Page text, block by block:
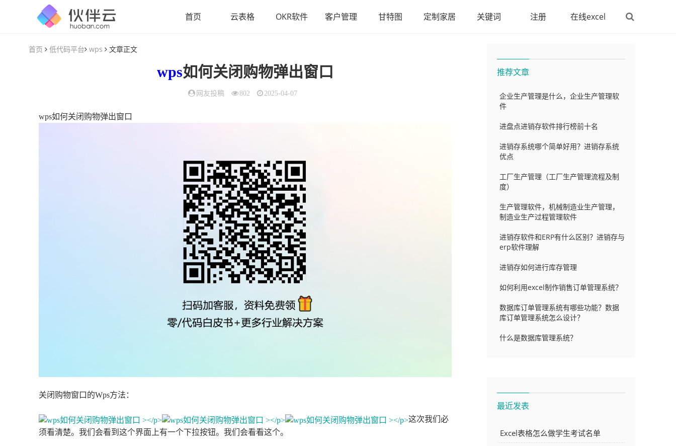
首页 云表格 OKR软件 客户管理 甘特图 定制家居 关键词 注册 在线excel
首页 低代码平台 wps 文章正文
wps如何关闭购物弹出窗口
网友投稿 802 2025-04-07
wps如何关闭购物弹出窗口
关闭购物窗口的Wps方法：
这次我们必
须看清楚。我们会看到这个界面上有一个下拉按钮。我们会看看这个。
推荐文章
企业生产管理是什么，企业生产管理软
件
进盘点进销存软件排行榜前十名
进销存系统哪个简单好用？进销存系统
优点
工厂生产管理（工厂生产管理流程及制
度）
生产管理软件，机械制造业生产管理，
制造业生产过程管理软件
进销存软件和ERP有什么区别？进销存与
erp软件理解
进销存如何进行库存管理
如何利用excel制作销售订单管理系统？
数据库订单管理系统有哪些功能？数据
库订单管理系统怎么设计？
什么是数据库管理系统？
最近发表
Excel表格怎么做学生考试名单